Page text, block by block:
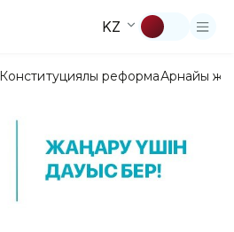
KZ
Конституциялық реформаАрнайы